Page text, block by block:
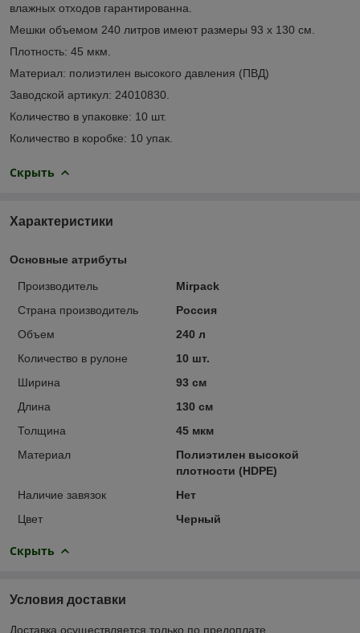
влажных отходов гарантированна.
Мешки объемом 240 литров имеют размеры 93 х 130 см.
Плотность: 45 мкм.
Материал: полиэтилен высокого давления (ПВД)
Заводской артикул: 24010830.
Количество в упаковке: 10 шт.
Количество в коробке: 10 упак.
Скрыть
Характеристики
Основные атрибуты
Производитель
Mirpack
Страна производитель
Россия
Объем
240 л
Количество в рулоне
10 шт.
Ширина
93 см
Длина
130 см
Толщина
45 мкм
Материал
Полиэтилен высокой
плотности (HDPE)
Наличие завязок
Нет
Цвет
Черный
Скрыть
Условия доставки
Доставка осуществляется только по предоплате.